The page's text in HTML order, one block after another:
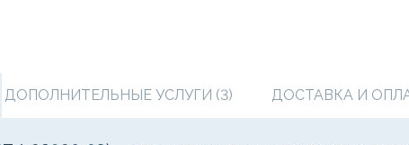
ДОПОЛНИТЕЛЬНЫЕ УСЛУГИ (3) ДОСТАВКА И